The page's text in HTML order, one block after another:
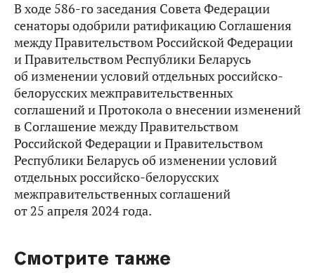
В ходе 586-го заседания Совета Федерации
сенаторы одобрили ратификацию Соглашения
между Правительством Российской Федерации
и Правительством Республики Беларусь
об изменении условий отдельных российско-
белорусских межправительственных
соглашений и Протокола о внесении изменений
в Соглашение между Правительством
Российской Федерации и Правительством
Республики Беларусь об изменении условий
отдельных российско-белорусских
межправительственных соглашений
от 25 апреля 2024 года.
Смотрите также